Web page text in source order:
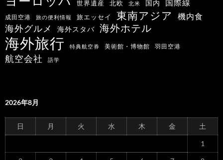
世界遺産 北欧 北米 国内 国際線
成田空港 旅の便利情報 旅エッセイ 東南アジア 機内食
海外グルメ 海外スタバ 海外ホテル
海外旅行 特典航空券 美術館・博物館 羽田空港
航空会社 語学
2026年8月
日 月 火 水 木 金 土
1